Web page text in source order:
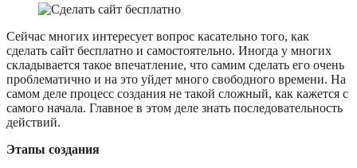
Сейчас многих интересует вопрос касательно того, как
сделать сайт бесплатно и самостоятельно. Иногда у многих
складывается такое впечатление, что самим сделать его очень
проблематично и на это уйдет много свободного времени. На
самом деле процесс создания не такой сложный, как кажется с
самого начала. Главное в этом деле знать последовательность
действий.
Этапы создания